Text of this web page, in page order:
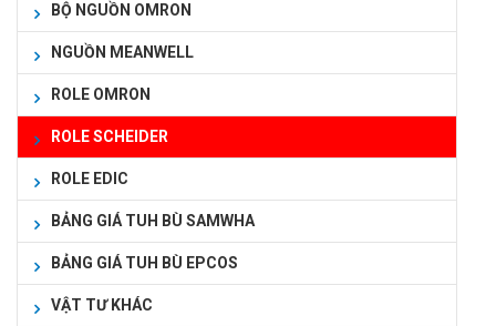
BỘ NGUỒN OMRON
NGUỒN MEANWELL
ROLE OMRON
ROLE SCHEIDER
ROLE EDIC
BẢNG GIÁ TUH BÙ SAMWHA
BẢNG GIÁ TUH BÙ EPCOS
VẬT TƯ KHÁC